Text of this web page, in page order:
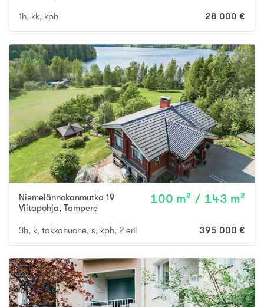
1h, kk, kph 28 000 €
Niemelännokanmutka 19
Viitapohja, Tampere
100 m² / 143 m²
3h, k, takkahuone, s, kph, 2 erillis wc, khh, varastohuone,
395 000 €